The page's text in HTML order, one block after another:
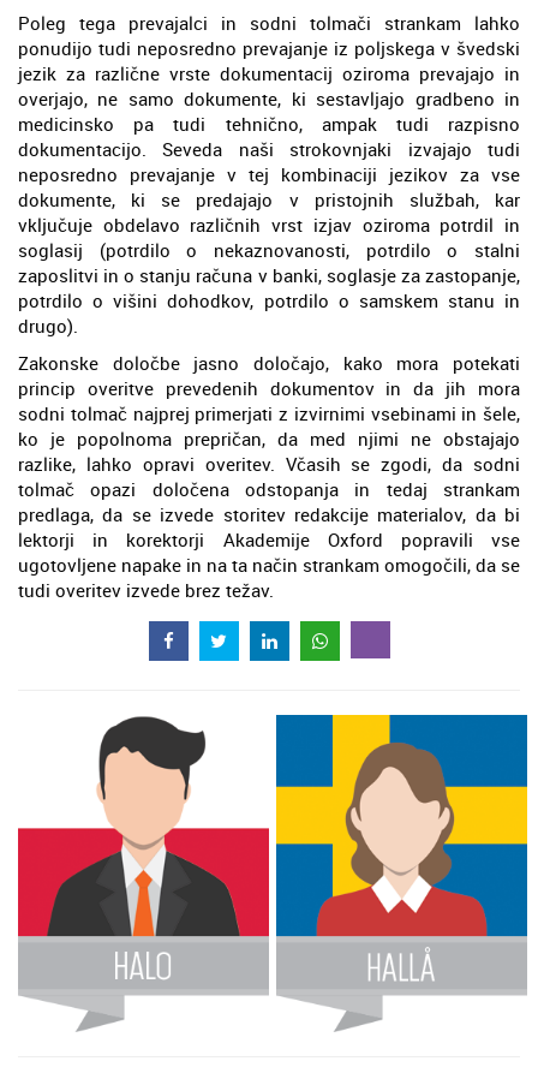
Poleg tega prevajalci in sodni tolmači strankam lahko
ponudijo tudi neposredno prevajanje iz poljskega v švedski
jezik za različne vrste dokumentacij oziroma prevajajo in
overjajo, ne samo dokumente, ki sestavljajo gradbeno in
medicinsko pa tudi tehnično, ampak tudi razpisno
dokumentacijo. Seveda naši strokovnjaki izvajajo tudi
neposredno prevajanje v tej kombinaciji jezikov za vse
dokumente, ki se predajajo v pristojnih službah, kar
vključuje obdelavo različnih vrst izjav oziroma potrdil in
soglasij (potrdilo o nekaznovanosti, potrdilo o stalni
zaposlitvi in o stanju računa v banki, soglasje za zastopanje,
potrdilo o višini dohodkov, potrdilo o samskem stanu in
drugo).
Zakonske določbe jasno določajo, kako mora potekati
princip overitve prevedenih dokumentov in da jih mora
sodni tolmač najprej primerjati z izvirnimi vsebinami in šele,
ko je popolnoma prepričan, da med njimi ne obstajajo
razlike, lahko opravi overitev. Včasih se zgodi, da sodni
tolmač opazi določena odstopanja in tedaj strankam
predlaga, da se izvede storitev redakcije materialov, da bi
lektorji in korektorji Akademije Oxford popravili vse
ugotovljene napake in na ta način strankam omogočili, da se
tudi overitev izvede brez težav.